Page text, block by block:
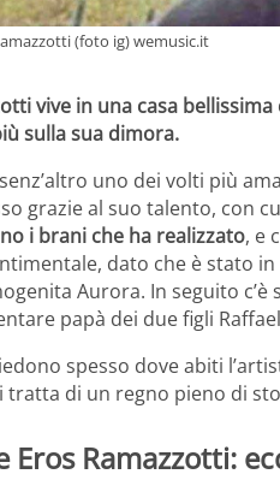
(foto ig) wemusic.it
vive in una casa
sulla sua dimora.
uno dei volti più
grazie al suo talento, con
i brani che ha realizzato, e
dato che è stato
Aurora. In seguito
papà dei due figli
spesso dove abiti
tratta di un regno pieno di
Eros Ramazzotti: